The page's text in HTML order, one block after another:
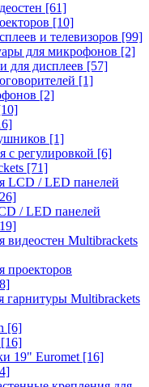
[61]
[10]
и телевизоров [99]
для микрофонов [2]
для дисплеев [57]
[1]
[2]
[1]
с регулировкой [6]
[71]
LCD / LED панелей
/ LED панелей
видеостен Multibrackets
проекторов
гарнитуры Multibrackets
[6]
[16]
19" Euromet [16]